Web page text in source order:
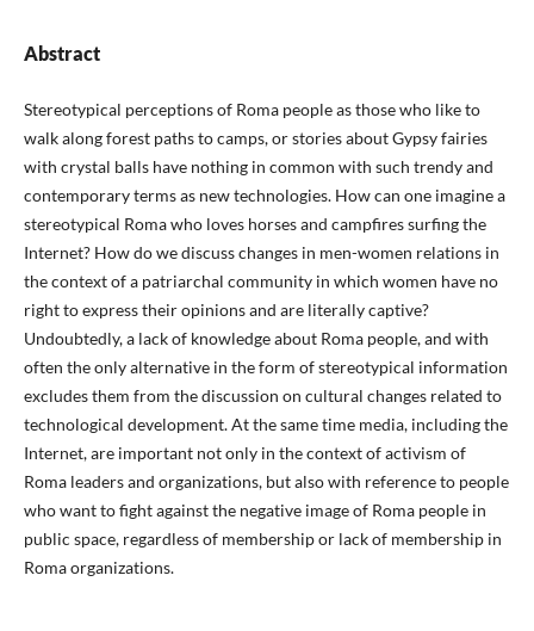
Abstract
Stereotypical perceptions of Roma people as those who like to
walk along forest paths to camps, or stories about Gypsy fairies
with crystal balls have nothing in common with such trendy and
contemporary terms as new technologies. How can one imagine a
stereotypical Roma who loves horses and campfires surfing the
Internet? How do we discuss changes in men-women relations in
the context of a patriarchal community in which women have no
right to express their opinions and are literally captive?
Undoubtedly, a lack of knowledge about Roma people, and with
often the only alternative in the form of stereotypical information
excludes them from the discussion on cultural changes related to
technological development. At the same time media, including the
Internet, are important not only in the context of activism of
Roma leaders and organizations, but also with reference to people
who want to fight against the negative image of Roma people in
public space, regardless of membership or lack of membership in
Roma organizations.